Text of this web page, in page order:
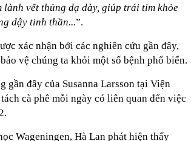
vết thủng dạ dày, giúp trái tim khỏe
dậy tinh thần...”.
xác nhận bởi các nghiên cứu gần đây,
vệ chúng ta khỏi một số bệnh phổ biến.
gần đây của Susanna Larsson tại Viện
cà phê mỗi ngày có liên quan đến việc
Wageningen, Hà Lan phát hiện thấy